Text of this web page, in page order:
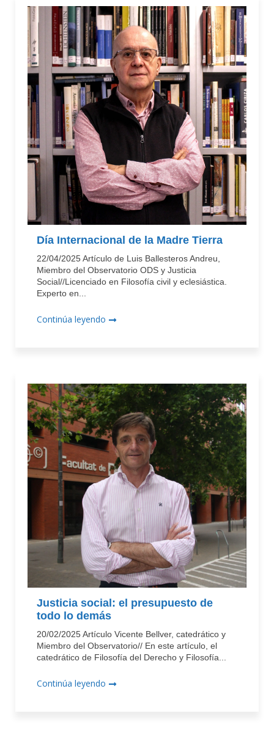
Día Internacional de la Madre Tierra
22/04/2025 Artículo de Luis Ballesteros Andreu,
Miembro del Observatorio ODS y Justicia
Social//Licenciado en Filosofía civil y eclesiástica.
Experto en...
Continúa leyendo
Justicia social: el presupuesto de
todo lo demás
20/02/2025 Artículo Vicente Bellver, catedrático y
Miembro del Observatorio// En este artículo, el
catedrático de Filosofía del Derecho y Filosofía...
Continúa leyendo